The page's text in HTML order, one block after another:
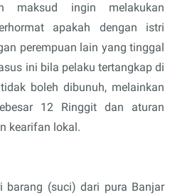
maksud ingin melakukan
apakah dengan istri
perempuan lain yang tinggal
ini bila pelaku tertangkap di
boleh dibunuh, melainkan
12 Ringgit dan aturan
kearifan lokal.
barang (suci) dari pura Banjar